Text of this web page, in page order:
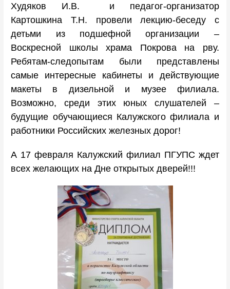
Худяков И.В. и педагог-организатор
Картошкина Т.Н. провели лекцию-беседу с
детьми из подшефной организации –
Воскресной школы храма Покрова на рву.
Ребятам-следопытам были представлены
самые интересные кабинеты и действующие
макеты в дизельной и музее филиала.
Возможно, среди этих юных слушателей –
будущие обучающиеся Калужского филиала и
работники Российских железных дорог!
А 17 февраля Калужский филиал ПГУПС ждет
всех желающих на Дне открытых дверей!!!